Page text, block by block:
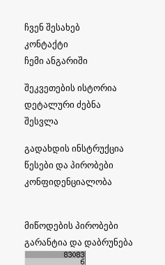
ჩემი ანგარიში
შეკვეთების ისტორია